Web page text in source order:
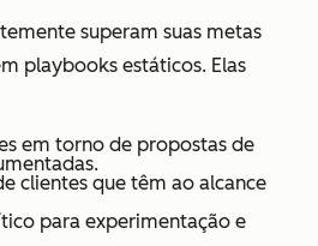
superam suas metas
playbooks estáticos. Elas
em torno de propostas de
clientes que têm ao alcance
para experimentação e